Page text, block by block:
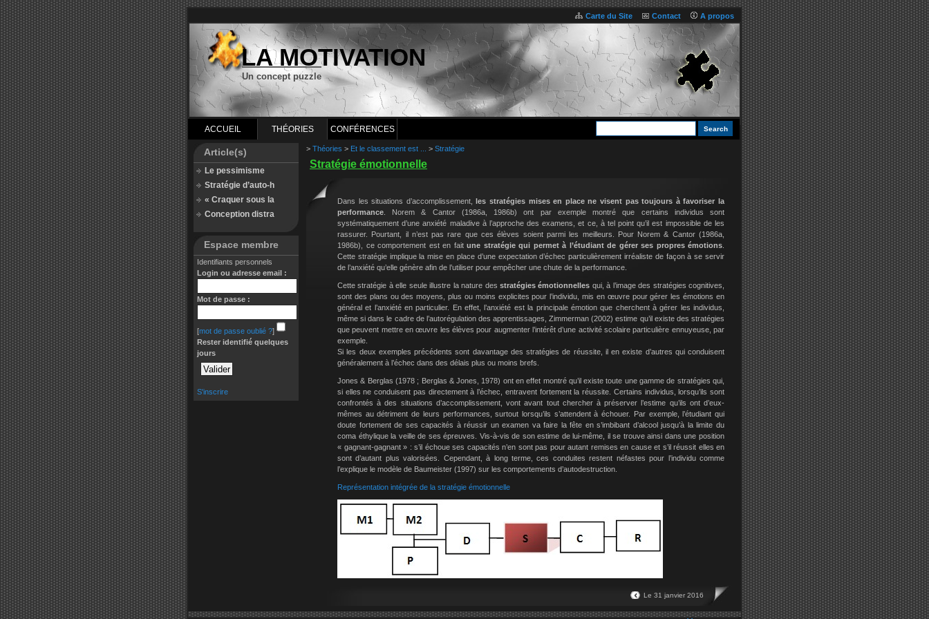
Carte du Site Contact A propos
LA MOTIVATION
Un concept puzzle
ACCUEIL THÉORIES CONFÉRENCES
Article(s)
Le pessimisme
Stratégie d’auto-h
« Craquer sous la
Conception distra
Espace membre
Identifiants personnels
Login ou adresse email :
Mot de passe :
[mot de passe oublié ?]
Rester identifié quelques
jours
S'inscrire
> Théories > Et le classement est ... > Stratégie
Stratégie émotionnelle
Dans les situations d’accomplissement, les stratégies mises en place ne visent pas toujours à favoriser la
performance . Norem & Cantor (1986a, 1986b) ont par exemple montré que certains individus sont
systématiquement d’une anxiété maladive à l’approche des examens, et ce, à tel point qu’il est impossible de les
rassurer. Pourtant, il n’est pas rare que ces élèves soient parmi les meilleurs. Pour Norem & Cantor (1986a,
1986b), ce comportement est en fait une stratégie qui permet à l’étudiant de gérer ses propres émotions
Cette stratégie implique la mise en place d’une expectation d’échec particulièrement irréaliste de façon à se servir
de l’anxiété qu’elle génère afin de l’utiliser pour empêcher une chute de la performance.
Cette stratégie à elle seule illustre la nature des stratégies émotionnelles qui, à l’image des stratégies cognitives,
sont des plans ou des moyens, plus ou moins explicites pour l’individu, mis en œuvre pour gérer les émotions en
général et l’anxiété en particulier. En effet, l’anxiété est la principale émotion que cherchent à gérer les individus,
même si dans le cadre de l’autorégulation des apprentissages, Zimmerman (2002) estime qu’il existe des stratégies
que peuvent mettre en œuvre les élèves pour augmenter l’intérêt d’une activité scolaire particulière ennuyeuse, par
exemple.
Si les deux exemples précédents sont davantage des stratégies de réussite, il en existe d’autres qui conduisent
généralement à l’échec dans des délais plus ou moins brefs.
Jones & Berglas (1978 ; Berglas & Jones, 1978) ont en effet montré qu’il existe toute une gamme de stratégies qui,
si elles ne conduisent pas directement à l’échec, entravent fortement la réussite. Certains individus, lorsqu’ils sont
confrontés à des situations d’accomplissement, vont avant tout chercher à préserver l’estime qu’ils ont d’eux-
mêmes au détriment de leurs performances, surtout lorsqu’ils s’attendent à échouer. Par exemple, l’étudiant qui
doute fortement de ses capacités à réussir un examen va faire la fête en s’imbibant d’alcool jusqu’à la limite du
coma éthylique la veille de ses épreuves. Vis-à-vis de son estime de lui-même, il se trouve ainsi dans une position
« gagnant-gagnant » : s’il échoue ses capacités n’en sont pas pour autant remises en cause et s’il réussit elles en
sont d’autant plus valorisées. Cependant, à long terme, ces conduites restent néfastes pour l’individu comme
l’explique le modèle de Baumeister (1997) sur les comportements d’autodestruction.
Représentation intégrée de la stratégie émotionnelle
Le 31 janvier 2016